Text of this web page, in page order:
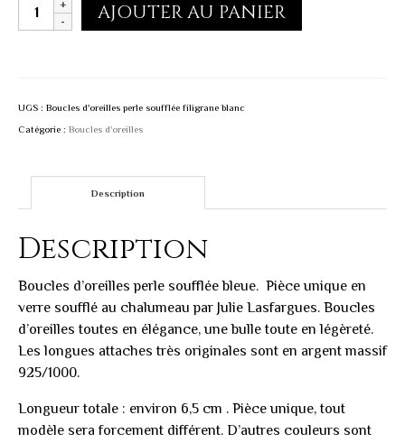
quantité
de
soufflée
bleue
AJOUTER AU PANIER
UGS : Boucles d'oreilles perle soufflée filigrane blanc
Catégorie : Boucles d'oreilles
Description
Description
Boucles d’oreilles perle soufflée bleue. Pièce unique en
verre soufflé au chalumeau par Julie Lasfargues. Boucles
d’oreilles toutes en élégance, une bulle toute en légèreté.
Les longues attaches très originales sont en argent massif
925/1000.
Longueur totale : environ 6,5 cm . Pièce unique, tout
modèle sera forcement différent. D’autres couleurs sont